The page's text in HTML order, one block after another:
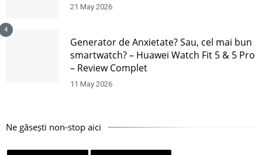
21 May 2026
4
Generator de Anxietate? Sau, cel mai bun
smartwatch? – Huawei Watch Fit 5 & 5 Pro
– Review Complet
11 May 2026
Ne găsești non-stop aici